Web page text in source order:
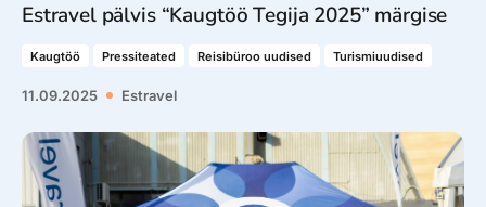
Estravel pälvis “Kaugtöö Tegija 2025” märgise
Kaugtöö Pressiteated Reisibüroo uudised Turismiuudised
11.09.2025 Estravel